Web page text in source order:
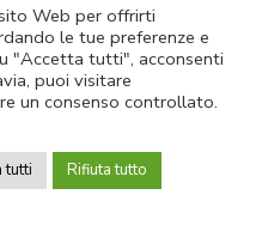
Web per offrirti
le tue preferenze e
"Accetta tutti", acconsenti
puoi visitare
un consenso controllato.
tutti Rifiuta tutto